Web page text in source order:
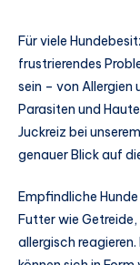
Für viele
frustrierendes
sein – von Allergien
Parasiten und
Juckreiz bei
genauer Blick auf
Empfindliche
Futter wie
allergisch